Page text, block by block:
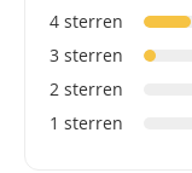
4 sterren
3 sterren
2 sterren
1 sterren